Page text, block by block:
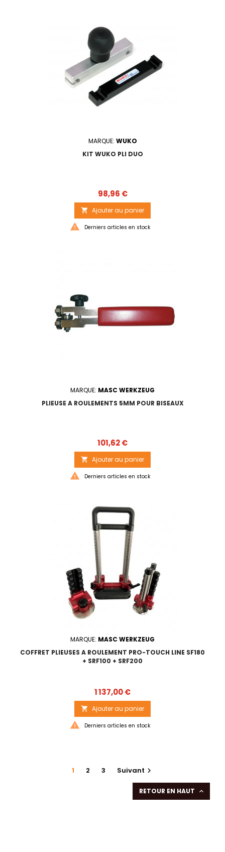
MARQUE: WUKO
KIT WUKO PLI DUO
Prix
98,96 €
 Ajouter au panier
 Derniers articles en stock
MARQUE: MASC WERKZEUG
PLIEUSE A ROULEMENTS 5MM POUR BISEAUX
Prix
101,62 €
 Ajouter au panier
 Derniers articles en stock
MARQUE: MASC WERKZEUG
COFFRET PLIEUSES A ROULEMENT PRO-TOUCH LINE SF180
+ SRF100 + SRF200
Prix
1 137,00 €
 Ajouter au panier
 Derniers articles en stock
1 2 3 Suivant 
RETOUR EN HAUT 